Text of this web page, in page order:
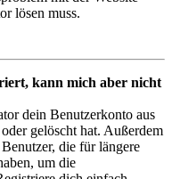
lösen muss.
kann mich aber nicht
dein Benutzerkonto aus
gelöscht hat. Außerdem
die für längere
um die